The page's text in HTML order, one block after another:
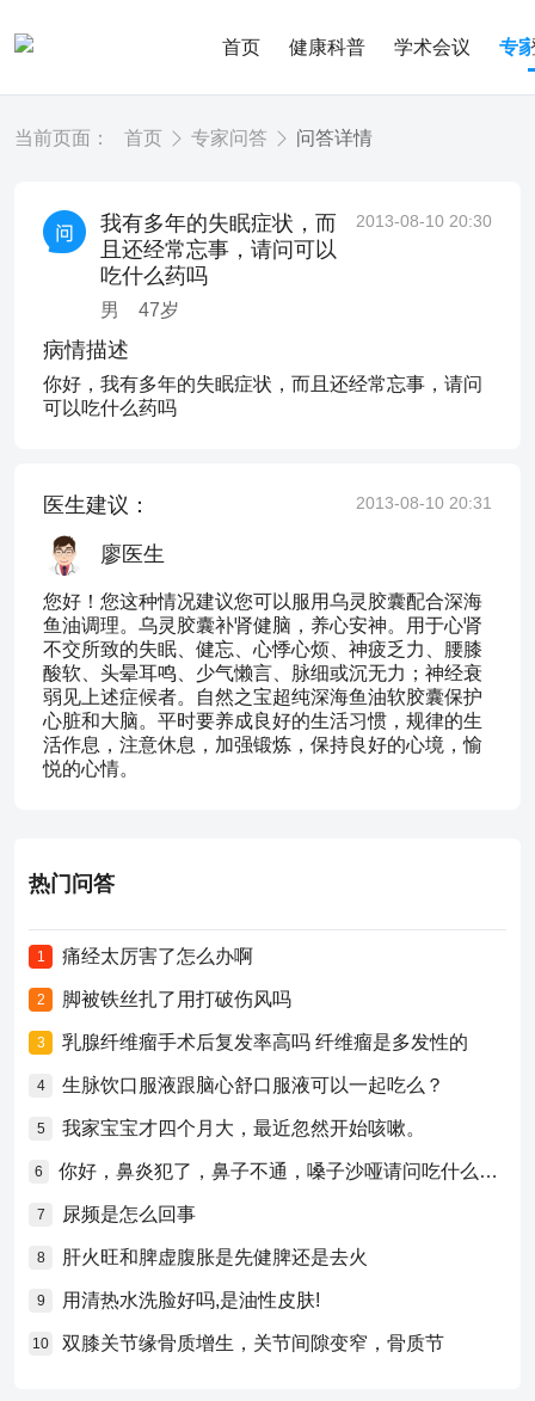
首页 健康科普 学术会议 专
当前页面： 首页 专家问答 问答详情
我有多年的失眠症状，而
且还经常忘事，请问可以
吃什么药吗
男 47岁
2013-08-10 20:30
病情描述
你好，我有多年的失眠症状，而且还经常忘事，请问
可以吃什么药吗
医生建议： 2013-08-10 20:31
廖医生
您好！您这种情况建议您可以服用乌灵胶囊配合深海
鱼油调理。乌灵胶囊补肾健脑，养心安神。用于心肾
不交所致的失眠、健忘、心悸心烦、神疲乏力、腰膝
酸软、头晕耳鸣、少气懒言、脉细或沉无力；神经衰
弱见上述症候者。自然之宝超纯深海鱼油软胶囊保护
心脏和大脑。平时要养成良好的生活习惯，规律的生
活作息，注意休息，加强锻炼，保持良好的心境，愉
悦的心情。
热门问答
1 痛经太厉害了怎么办啊
2 脚被铁丝扎了用打破伤风吗
3 乳腺纤维瘤手术后复发率高吗 纤维瘤是多发性的
4 生脉饮口服液跟脑心舒口服液可以一起吃么？
5 我家宝宝才四个月大，最近忽然开始咳嗽。
6 你好，鼻炎犯了，鼻子不通，嗓子沙哑请问吃什么药比较好？
7 尿频是怎么回事
8 肝火旺和脾虚腹胀是先健脾还是去火
9 用清热水洗脸好吗,是油性皮肤!
10 双膝关节缘骨质增生，关节间隙变窄，骨质节